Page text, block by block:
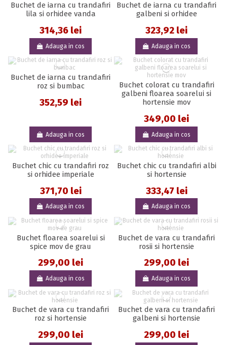
Buchet de iarna cu trandafiri
lila si orhidee vanda
314,36 lei
Adauga in cos
Buchet de iarna cu trandafiri
galbeni si orhidee
323,92 lei
Adauga in cos
Buchet de iarna cu trandafiri
roz si bumbac
352,59 lei
Adauga in cos
Buchet colorat cu trandafiri
galbeni floarea soarelui si
hortensie mov
349,00 lei
Adauga in cos
Buchet chic cu trandafiri roz
si orhidee imperiale
371,70 lei
Adauga in cos
Buchet chic cu trandafiri albi
si hortensie
333,47 lei
Adauga in cos
Buchet floarea soarelui si
spice mov de grau
299,00 lei
Adauga in cos
Buchet de vara cu trandafiri
rosii si hortensie
299,00 lei
Adauga in cos
Buchet de vara cu trandafiri
roz si hortensie
299,00 lei
Buchet de vara cu trandafiri
galbeni si hortensie
299,00 lei